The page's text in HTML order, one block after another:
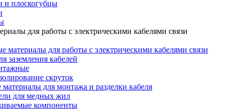
и плоскогубцы
для работы с электрическими кабелями связи
материалы для работы с электрическими кабелями связи
заземления кабелей
скруток
материалы для монтажа и разделки кабеля
для медных жил
компоненты